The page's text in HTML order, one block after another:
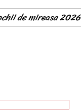
de mireasa 2026